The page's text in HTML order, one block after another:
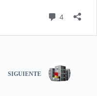
SIGUIENTE